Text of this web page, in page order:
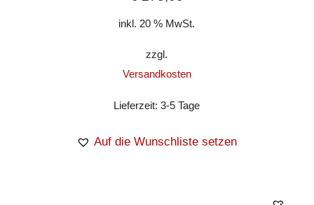
inkl. 20 % MwSt.
zzgl.
Versandkosten
Lieferzeit:3-5 Tage
Auf die Wunschliste setzen